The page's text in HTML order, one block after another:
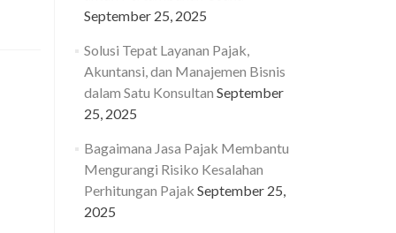
September 25, 2025
Solusi Tepat Layanan Pajak,
Akuntansi, dan Manajemen Bisnis
dalam Satu Konsultan September
25, 2025
Bagaimana Jasa Pajak Membantu
Mengurangi Risiko Kesalahan
Perhitungan Pajak September 25,
2025